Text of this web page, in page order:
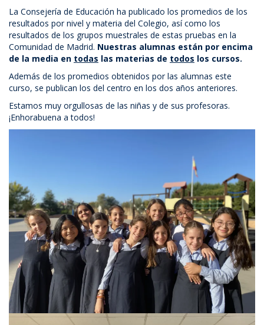
La Consejería de Educación ha publicado los promedios de los
resultados por nivel y materia del Colegio, así como los
resultados de los grupos muestrales de estas pruebas en la
Comunidad de Madrid. Nuestras alumnas están por encima
de la media en todas las materias de todos los cursos.
Además de los promedios obtenidos por las alumnas este
curso, se publican los del centro en los dos años anteriores.
Estamos muy orgullosas de las niñas y de sus profesoras.
¡Enhorabuena a todos!